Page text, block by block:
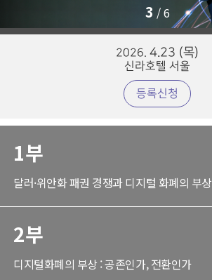
3 /6
2026. 4.23 (목)
신라호텔 서울
등록신청
1부
달러·위안화 패권 경쟁과 디지털 화폐의 부상
2부
디지털화폐의 부상 : 공존인가, 전환인가